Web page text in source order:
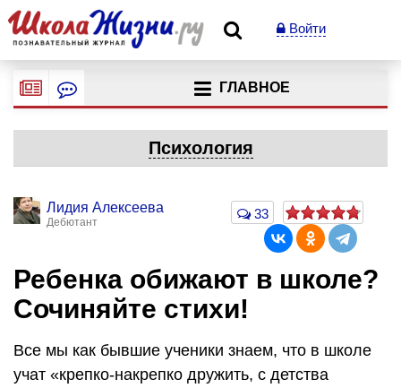
Войти
ГЛАВНОЕ
Психология
Лидия Алексеева
Дебютант
33
Ребенка обижают в школе?
Сочиняйте стихи!
Все мы как бывшие ученики знаем, что в школе
учат «крепко-накрепко дружить, с детства